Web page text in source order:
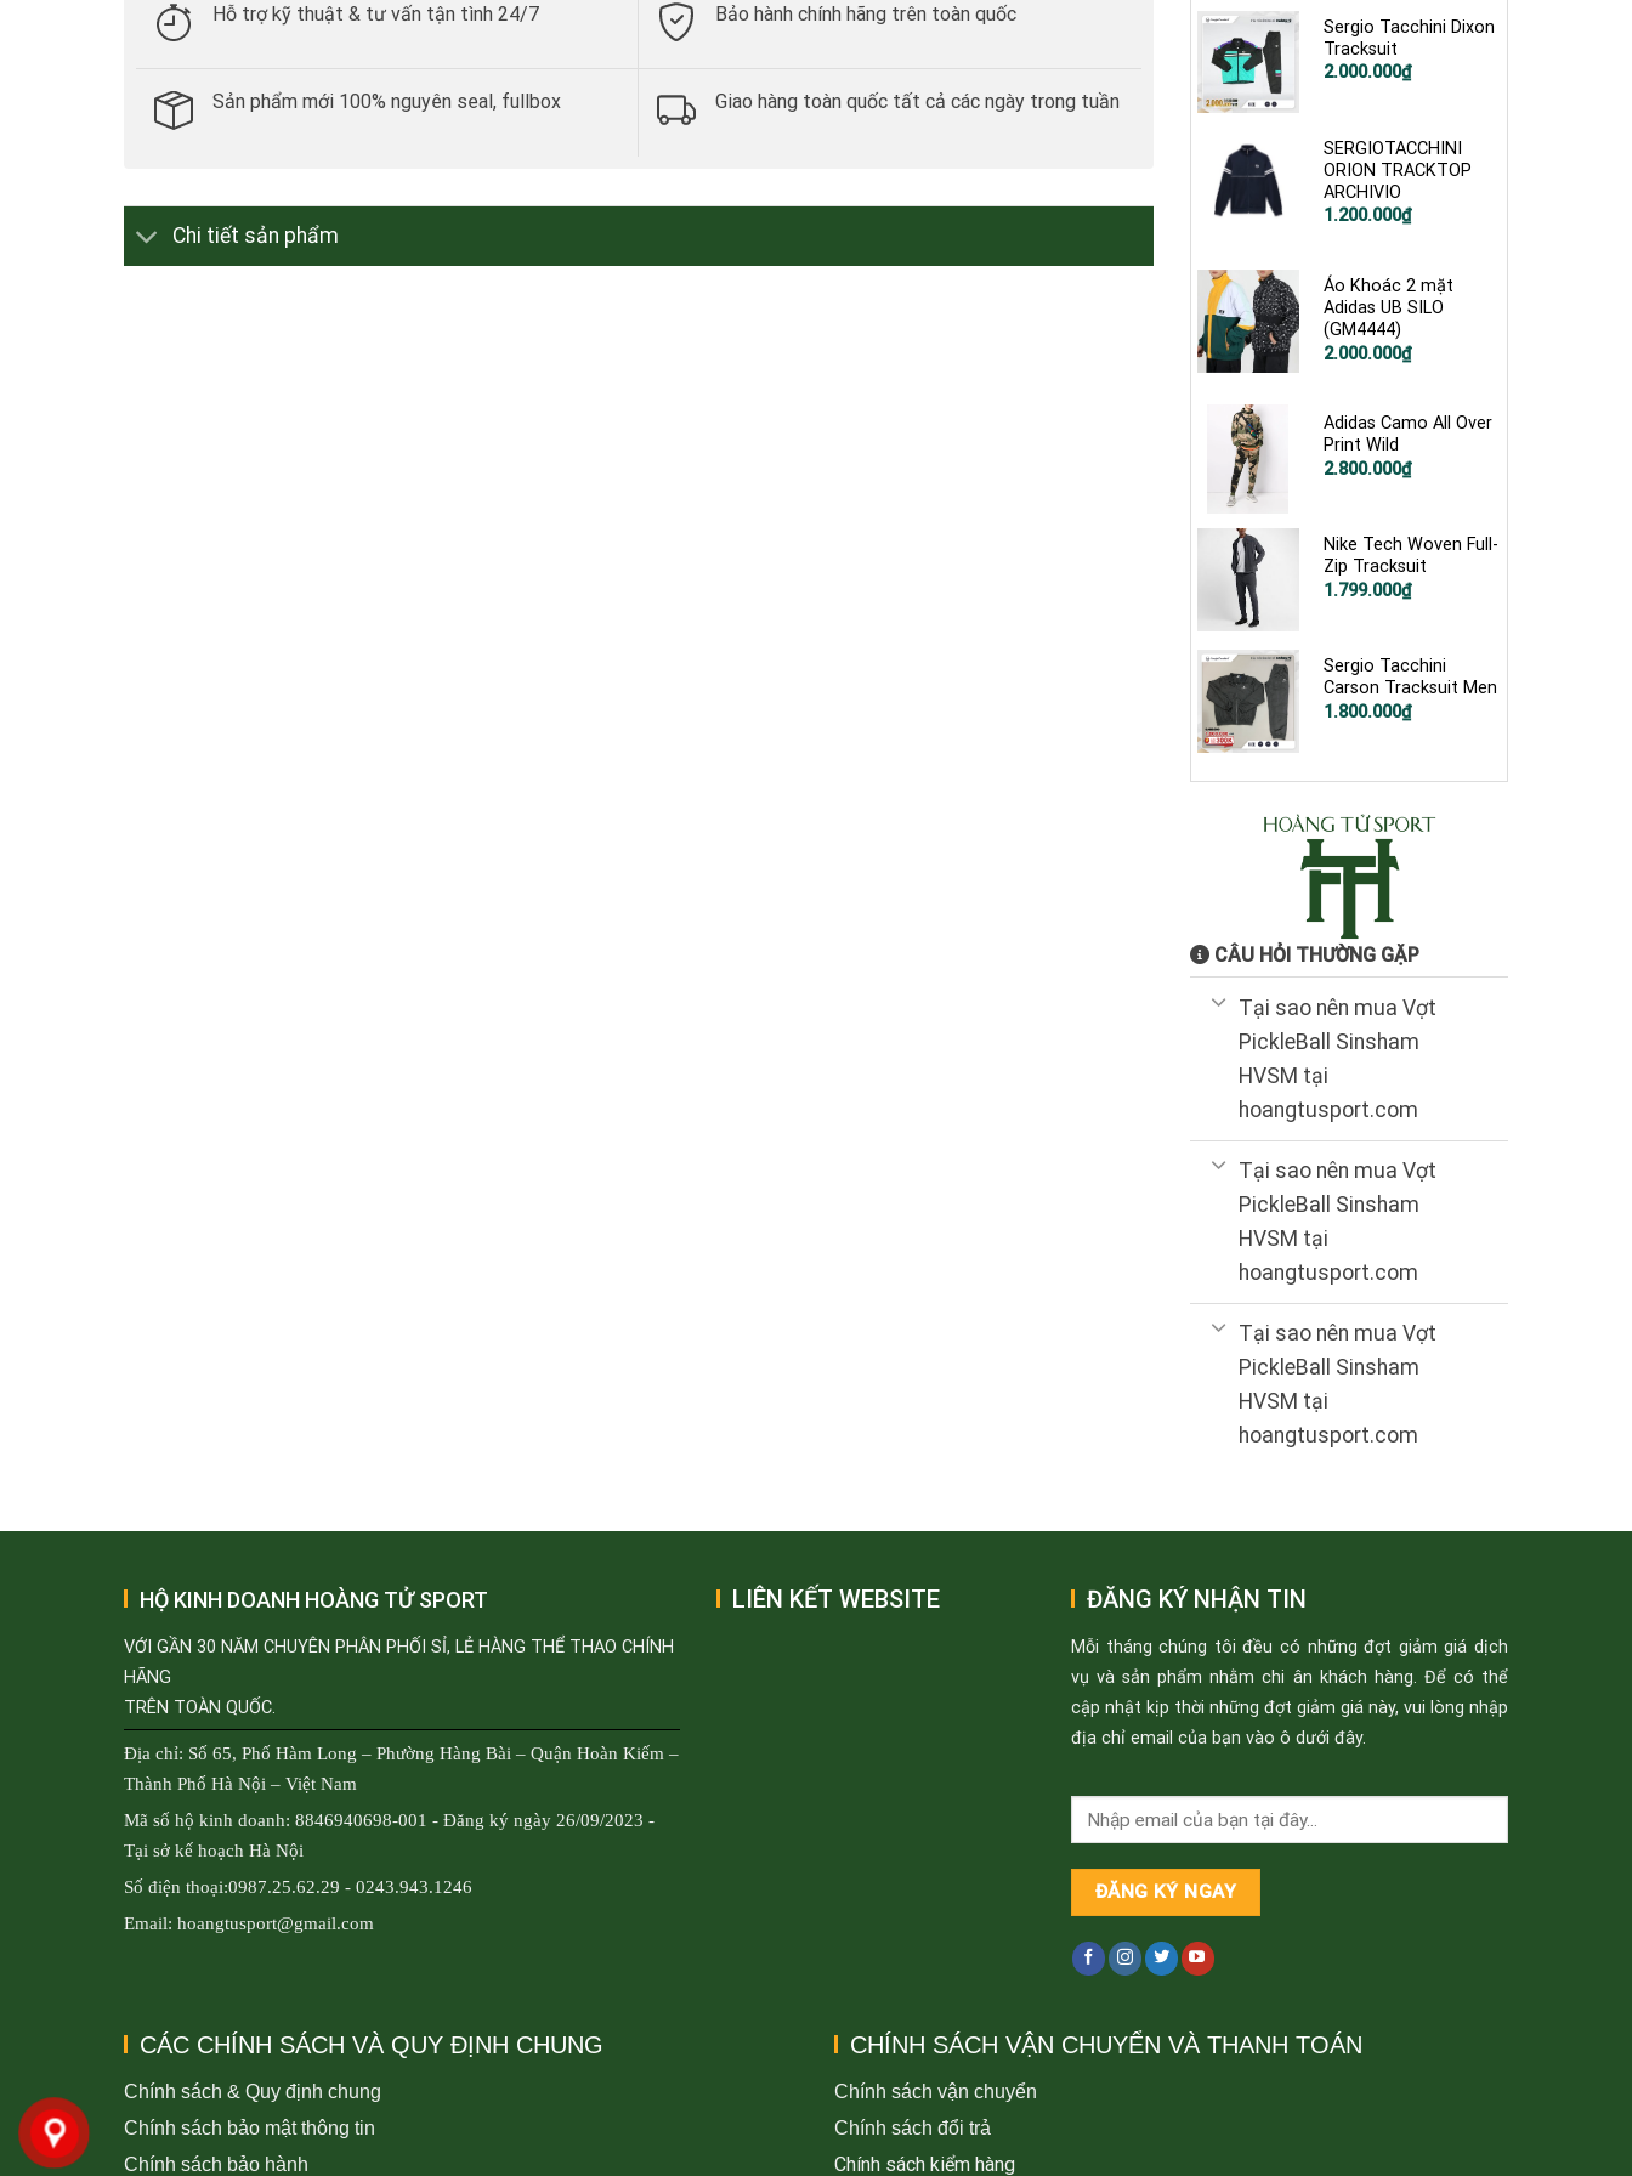
Hỗ trợ kỹ thuật & tư vấn tận tình 24/7 Bảo hành chính hãng trên toàn quốc
Sản phẩm mới 100% nguyên seal, fullbox Giao hàng toàn quốc tất cả các ngày trong tuần
Chi tiết sản phẩm
Sergio Tacchini Dixon
Tracksuit
Giá
2.000.000₫
Giá
2.000.000₫.
SERGIOTACCHINI
ORION TRACKTOP
ARCHIVIO
1.200.000₫
Áo Khoác 2 mặt
Adidas UB SILO
(GM4444)
Giá
2.000.000₫
Giá
2.000.000₫.
Adidas Camo All Over
Print Wild
Giá
2.800.000₫
Giá
2.800.000₫.
Nike Tech Woven Full-
Zip Tracksuit
Giá
1.799.000₫
Giá
1.799.000₫.
Sergio Tacchini
Carson Tracksuit Men
Giá
1.800.000₫
Giá
1.800.000₫.
CÂU HỎI THƯỜNG GẶP
Tại sao nên mua Vợt
PickleBall Sinsham
HVSM tại
hoangtusport.com
Tại sao nên mua Vợt
PickleBall Sinsham
HVSM tại
hoangtusport.com
Tại sao nên mua Vợt
PickleBall Sinsham
HVSM tại
hoangtusport.com
HỘ KINH DOANH HOÀNG TỬ SPORT
VỚI GẦN 30 NĂM CHUYÊN PHÂN PHỐI SỈ, LẺ HÀNG THỂ THAO CHÍNH
HÃNG
TRÊN TOÀN QUỐC.
Địa chỉ: Số 65, Phố Hàm Long – Phường Hàng Bài – Quận Hoàn Kiếm –
Thành Phố Hà Nội – Việt Nam
Mã số hộ kinh doanh: 8846940698-001 - Đăng ký ngày 26/09/2023 -
Tại sở kế hoạch Hà Nội
Số điện thoại:0987.25.62.29 - 0243.943.1246
Email: hoangtusport@gmail.com
LIÊN KẾT WEBSITE ĐĂNG KÝ NHẬN TIN
Mỗi tháng chúng tôi đều có những đợt giảm giá dịch
vụ và sản phẩm nhằm chi ân khách hàng. Để có thể
cập nhật kịp thời những đợt giảm giá này, vui lòng nhập
địa chỉ email của bạn vào ô dưới đây.
CÁC CHÍNH SÁCH VÀ QUY ĐỊNH CHUNG
Chính sách & Quy định chung
Chính sách bảo mật thông tin
Chính sách bảo hành
CHÍNH SÁCH VẬN CHUYỂN VÀ THANH TOÁN
Chính sách vận chuyển
Chính sách đổi trả
Chính sách kiểm hàng